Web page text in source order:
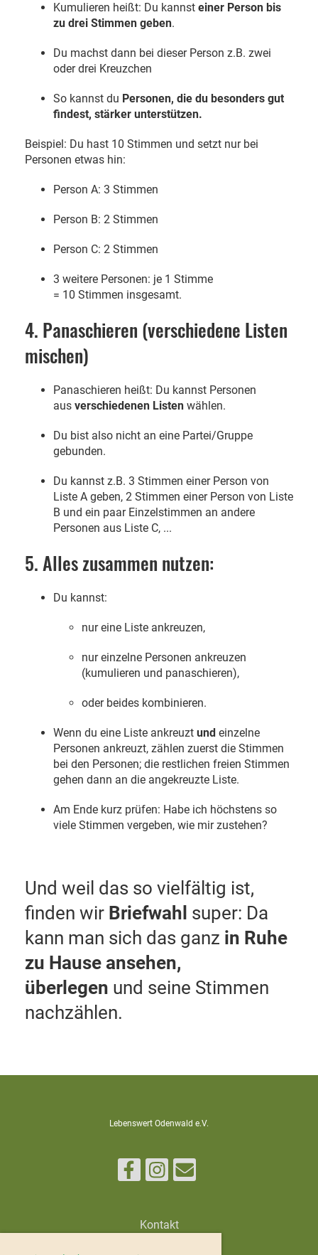
Kumulieren heißt: Du kannst einer Person bis
zu drei Stimmen geben.
Du machst dann bei dieser Person z.B. zwei
oder drei Kreuzchen
So kannst du Personen, die du besonders gut
findest, stärker unterstützen.
Beispiel: Du hast 10 Stimmen und setzt nur bei
Personen etwas hin:
Person A: 3 Stimmen
Person B: 2 Stimmen
Person C: 2 Stimmen
3 weitere Personen: je 1 Stimme
= 10 Stimmen insgesamt.
4. Panaschieren (verschiedene Listen
mischen)
Panaschieren heißt: Du kannst Personen
aus verschiedenen Listen wählen.
Du bist also nicht an eine Partei/Gruppe
gebunden.
Du kannst z.B. 3 Stimmen einer Person von
Liste A geben, 2 Stimmen einer Person von Liste
B und ein paar Einzelstimmen an andere
Personen aus Liste C, ...
5. Alles zusammen nutzen:
Du kannst:
nur eine Liste ankreuzen,
nur einzelne Personen ankreuzen
(kumulieren und panaschieren),
oder beides kombinieren.
Wenn du eine Liste ankreuzt und einzelne
Personen ankreuzt, zählen zuerst die Stimmen
bei den Personen; die restlichen freien Stimmen
gehen dann an die angekreuzte Liste.
Am Ende kurz prüfen: Habe ich höchstens so
viele Stimmen vergeben, wie mir zustehen?
Und weil das so vielfältig ist,
finden wir Briefwahl super: Da
kann man sich das ganz in Ruhe
zu Hause ansehen,
überlegen und seine Stimmen
nachzählen.
Lebenswert Odenwald e.V.
Kontakt